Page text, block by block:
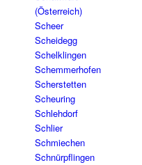
(Österreich)
Scheer
Scheidegg
Schelklingen
Schemmerhofen
Scherstetten
Scheuring
Schlehdorf
Schlier
Schmiechen
Schnürpflingen